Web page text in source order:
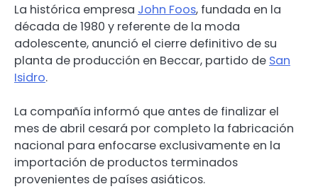
La histórica empresa John Foos, fundada en la
década de 1980 y referente de la moda
adolescente, anunció el cierre definitivo de su
planta de producción en Beccar, partido de San
Isidro.
La compañía informó que antes de finalizar el
mes de abril cesará por completo la fabricación
nacional para enfocarse exclusivamente en la
importación de productos terminados
provenientes de países asiáticos.